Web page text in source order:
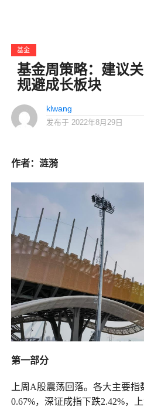
基金
基金周策略：建议关
规避成长板块
klwang
发布于 2022年8月29日
作者：涟漪
第一部分
上周A股震荡回落。各大主要
0.67%，深证成指下跌2.42%，